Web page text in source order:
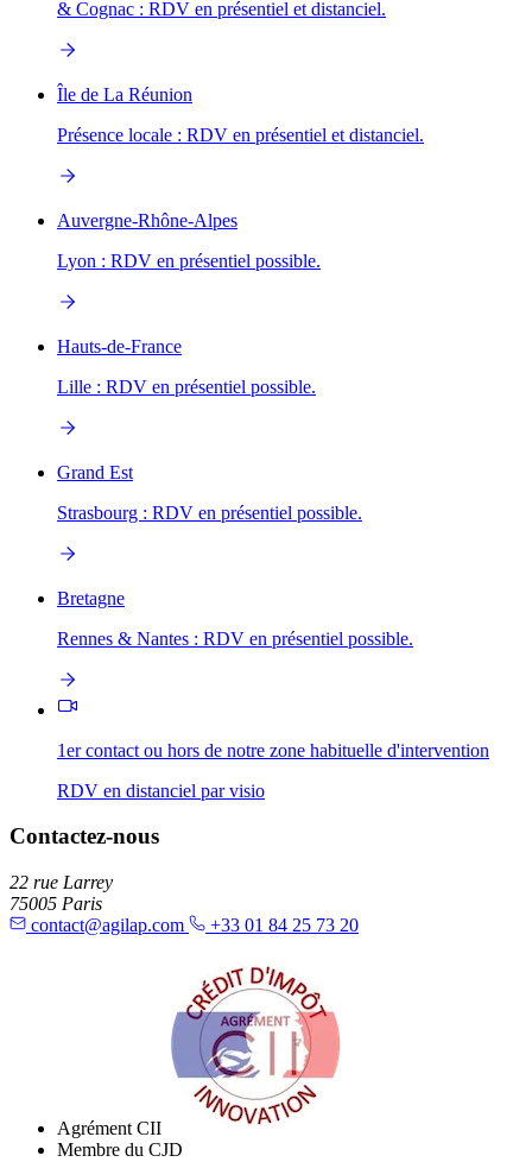
& Cognac : RDV en présentiel et distanciel.
Île de La Réunion
Présence locale : RDV en présentiel et distanciel.
Auvergne-Rhône-Alpes
Lyon : RDV en présentiel possible.
Hauts-de-France
Lille : RDV en présentiel possible.
Grand Est
Strasbourg : RDV en présentiel possible.
Bretagne
Rennes & Nantes : RDV en présentiel possible.
1er contact ou hors de notre zone habituelle d'intervention
RDV en distanciel par visio
Contactez-nous
22 rue Larrey
75005 Paris
contact@agilap.com
+33 01 84 25 73 20
Agrément CII
Membre du CJD